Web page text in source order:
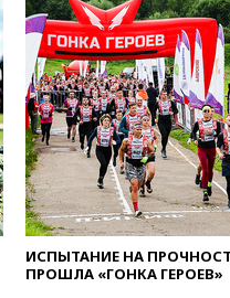
море
вчера,
суда
вчера,
введет
вчера,
ИСПЫТАНИЕ НА
ПРОШЛА «ГОНКА ГЕРОЕВ»